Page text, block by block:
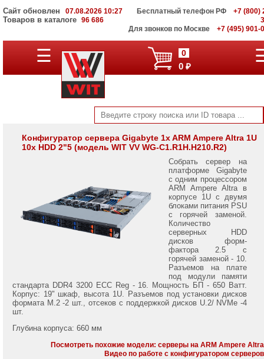
Сайт обновлен 07.08.2026 10:27
Товаров в каталоге 96 686
Бесплатный телефон РФ
+7 (800)
Для звонков по Москве
+7 (495) 901-
Серверы
Supermicro
Серверы
Supermicro
Серверы
Gigabyte
Серверы
Gigabyte
на
Intel
Xeon
☰ 0
0 ₽
Конфигуратор сервера Gigabyte 1x ARM Ampere Altra 1U
10x HDD 2"5 (модель WIT VV WG-C1.R1H.H210.R2)
Собрать сервер на
платформе Gigabyte
с одним процессором
ARM Ampere Altra в
корпусе 1U с двумя
блоками питания PSU
с горячей заменой.
Количество
серверных HDD
дисков форм-
фактора 2.5 с
горячей заменой - 10.
Разъемов на плате
под модули памяти
стандарта DDR4 3200 ECC Reg - 16. Мощность БП - 650 Ватт.
Корпус: 19" шкаф, высота 1U. Разъемов под установки дисков
формата M.2 -2 шт., отсеков с поддержкой дисков U.2/ NVMe -4
шт.
Глубина корпуса: 660 мм
Посмотреть похожие модели: серверы на ARM Ampere Altra
Видео по работе с конфигуратором серверов